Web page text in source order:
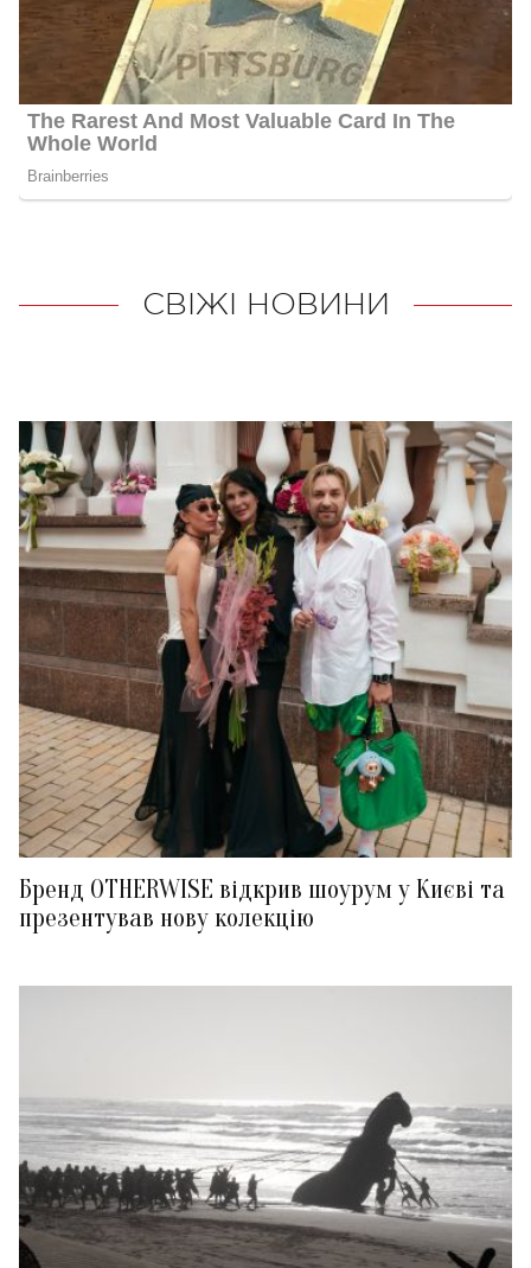
СВІЖІ НОВИНИ
Бренд OTHERWISE відкрив шоурум у Києві та
презентував нову колекцію